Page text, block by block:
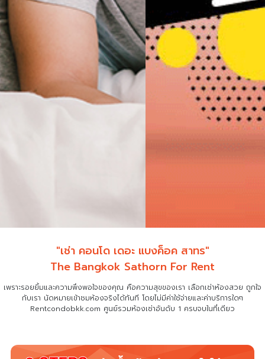
"เช่า คอนโด เดอะ แบงค็อค สาทร"
The Bangkok Sathorn For Rent
เพราะรอยยิ้มและความพึงพอใจของคุณ คือความสุขของเรา เลือกเช่าห้องสวย ถูกใจ
กับเรา นัดหมายเข้าชมห้องจริงได้ทันที โดยไม่มีค่าใช้จ่ายและค่าบริการใดๆ
Rentcondobkk.com ศูนย์รวมห้องเช่าอันดับ 1 ครบจบในที่เดียว